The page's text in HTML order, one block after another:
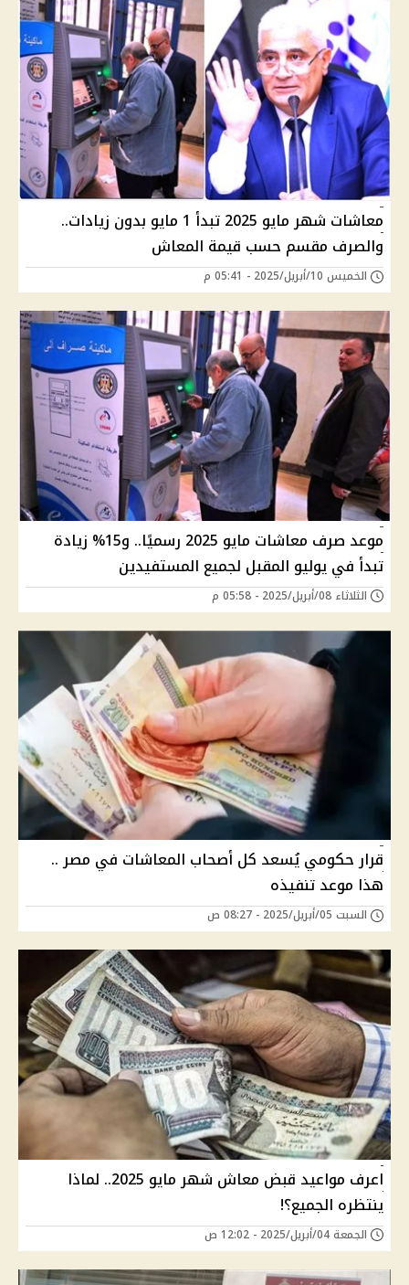
معاشات شهر مايو 2025 تبدأ 1 مايو بدون زيادات..
والصرف مقسم حسب قيمة المعاش
الخميس 10/أبريل/2025 - 05:41 م
موعد صرف معاشات مايو 2025 رسميًا.. و15% زيادة
تبدأ في يوليو المقبل لجميع المستفيدين
الثلاثاء 08/أبريل/2025 - 05:58 م
قرار حكومي يُسعد كل أصحاب المعاشات في مصر ..
هذا موعد تنفيذه
السبت 05/أبريل/2025 - 08:27 ص
اعرف مواعيد قبض معاش شهر مايو 2025.. لماذا
ينتظره الجميع؟!
الجمعة 04/أبريل/2025 - 12:02 ص